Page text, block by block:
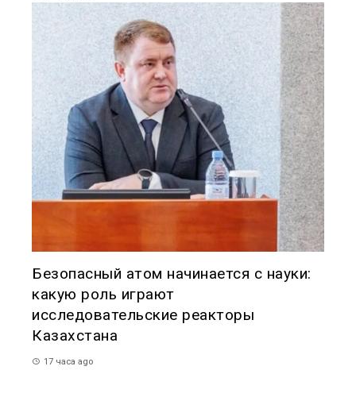
Безопасный атом начинается с науки:
какую роль играют
исследовательские реакторы
Казахстана
17 часа ago